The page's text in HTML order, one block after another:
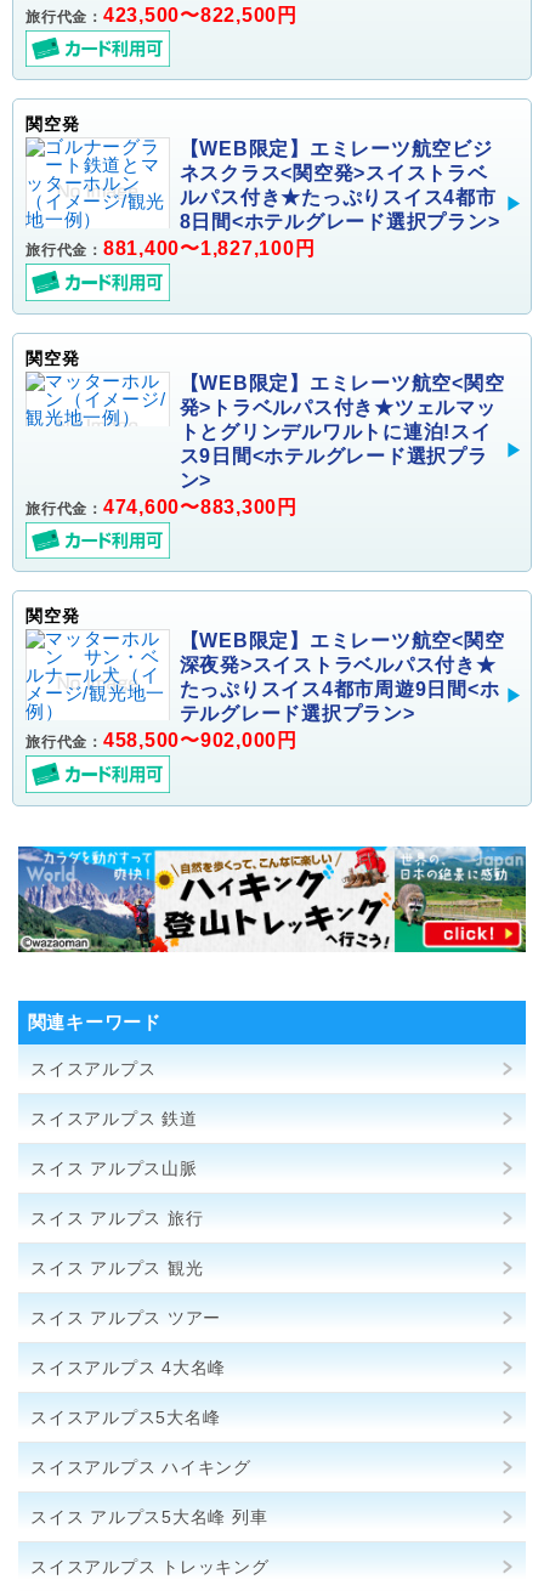
旅行代金： 423,500〜822,500円
関空発
【WEB限定】エミレーツ航空ビジ
ネスクラス<関空発>スイストラベ
ルパス付き★たっぷりスイス4都市
8日間<ホテルグレード選択プラン>
旅行代金： 881,400〜1,827,100円
関空発
【WEB限定】エミレーツ航空<関空
発>トラベルパス付き★ツェルマッ
トとグリンデルワルトに連泊!スイ
ス9日間<ホテルグレード選択プラ
ン>
旅行代金： 474,600〜883,300円
関空発
【WEB限定】エミレーツ航空<関空
深夜発>スイストラベルパス付き★
たっぷりスイス4都市周遊9日間<ホ
テルグレード選択プラン>
旅行代金： 458,500〜902,000円
関連キーワード
スイスアルプス
スイスアルプス 鉄道
スイス アルプス山脈
スイス アルプス 旅行
スイス アルプス 観光
スイス アルプス ツアー
スイスアルプス 4大名峰
スイスアルプス5大名峰
スイスアルプス ハイキング
スイス アルプス5大名峰 列車
スイスアルプス トレッキング